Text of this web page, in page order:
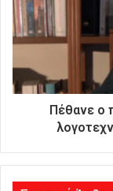
σ
α
ς
ε
ν
Πέθανε ο